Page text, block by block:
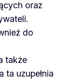
oraz
do
także
uzupełnia